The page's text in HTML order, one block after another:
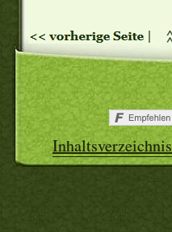
Inhaltsverzeichnis